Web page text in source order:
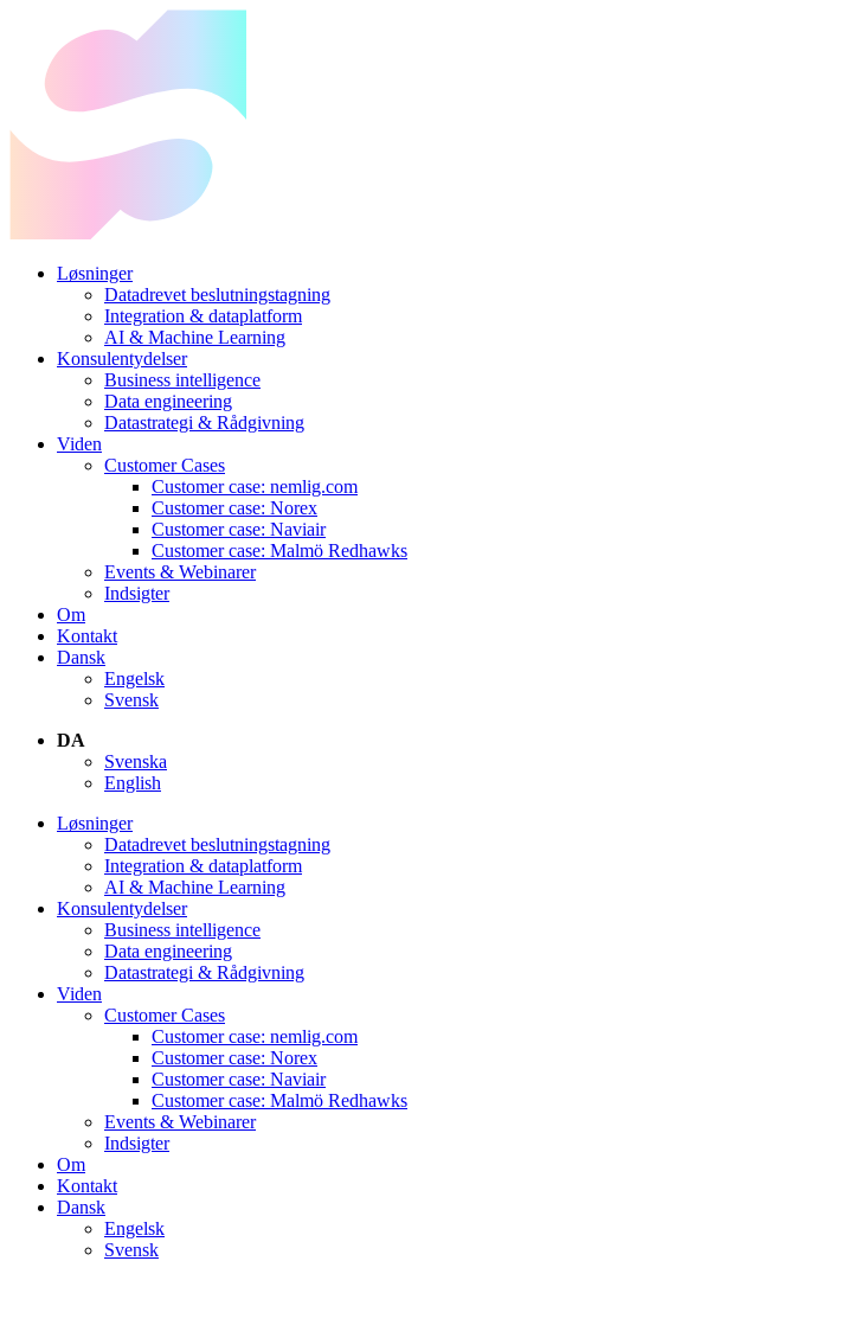
Løsninger
Datadrevet beslutningstagning
Integration & dataplatform
AI & Machine Learning
Konsulentydelser
Business intelligence
Data engineering
Datastrategi & Rådgivning
Viden
Customer Cases
Customer case: nemlig.com
Customer case: Norex
Customer case: Naviair
Customer case: Malmö Redhawks
Events & Webinarer
Indsigter
Om
Kontakt
Dansk
Engelsk
Svensk
DA
Svenska
English
Løsninger
Datadrevet beslutningstagning
Integration & dataplatform
AI & Machine Learning
Konsulentydelser
Business intelligence
Data engineering
Datastrategi & Rådgivning
Viden
Customer Cases
Customer case: nemlig.com
Customer case: Norex
Customer case: Naviair
Customer case: Malmö Redhawks
Events & Webinarer
Indsigter
Om
Kontakt
Dansk
Engelsk
Svensk